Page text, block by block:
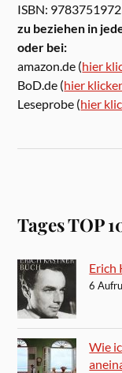
ISBN:
zu beziehen in
oder bei:
amazon.de (hier
BoD.de (hier
Leseprobe (hier
Tages TOP
Erich
6
Wie